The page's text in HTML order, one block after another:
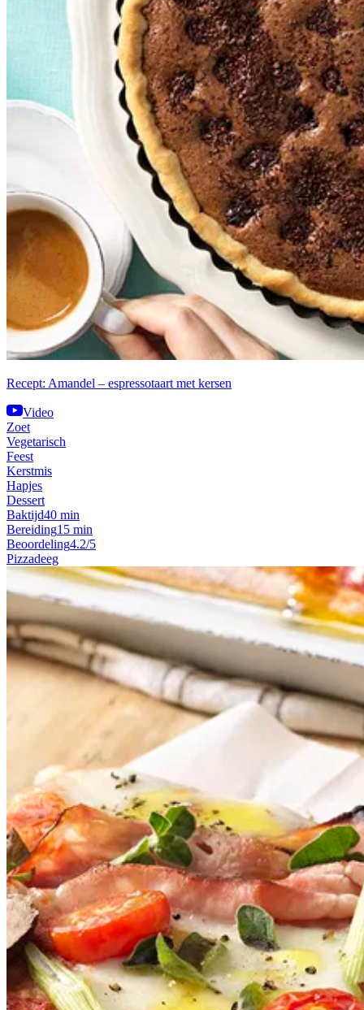
Recept: Amandel – espressotaart met kersen
Video
Zoet
Vegetarisch
Feest
Kerstmis
Hapjes
Dessert
Baktijd40 min
Bereiding15 min
Beoordeling4.2/5
Pizzadeeg